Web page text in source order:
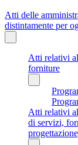
Atti delle
distintamente per
Atti relativi
forniture
Atti relativi
di servizi,